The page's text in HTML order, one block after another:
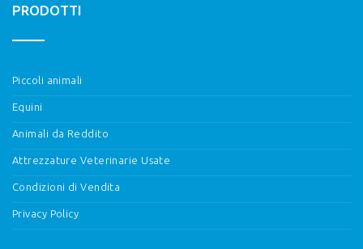
PRODOTTI
Piccoli animali
Equini
Animali da Reddito
Attrezzature Veterinarie Usate
Condizioni di Vendita
Privacy Policy